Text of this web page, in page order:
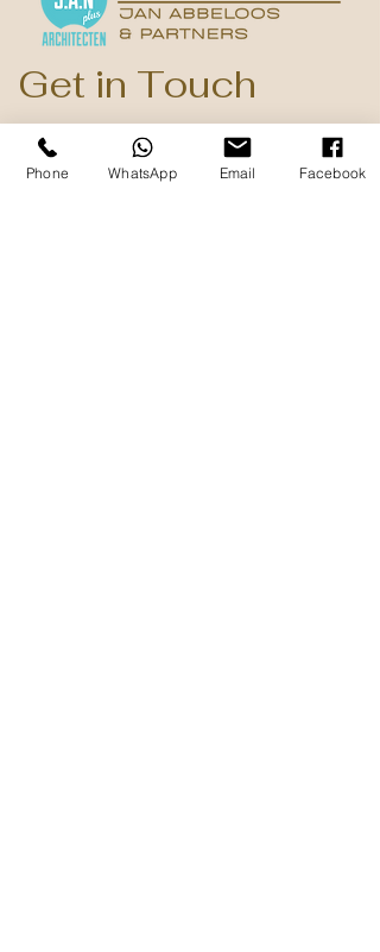
Get in Touch
Dorpsstraat 37a
B - 8340 Damme ( Sijsele )
Phone WhatsApp Email Facebook